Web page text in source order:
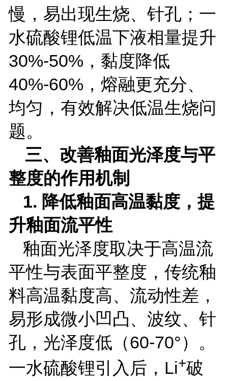
慢，易出现生烧、针孔；一
水硫酸锂低温下液相量提升
30%-50% ，黏度降低
40%-60% ，熔融更充分、
均匀，有效解决低温生烧问
题。
三、改善釉面光泽度与平
整度的作用机制
1. 降低釉面高温黏度，提
升釉面流平性
釉面光泽度取决于高温流
平性与表面平整度，传统釉
料高温黏度高、流动性差，
易形成微小凹凸、波纹、针
孔，光泽度低（60-70°）。
一水硫酸锂引入后， Li+破